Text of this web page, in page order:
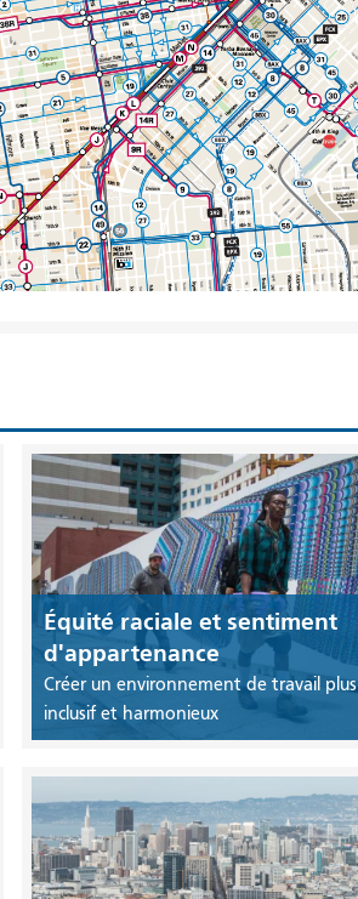
Équité raciale et sentiment
d'appartenance
Créer un environnement de travail plus
inclusif et harmonieux